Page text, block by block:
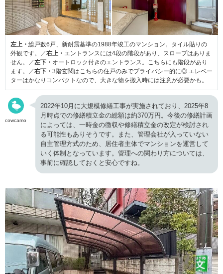
左上・ 総戸数6戸、新耐震基準の1988年竣工のマンション。タイル貼りの
外観です。／右上・ エントランスには4段の階段があり、スロープはありま
せん。／左下・ オートロック付きのエントランス。こちらにも階段があり
ます。／右下・ 3階玄関はこちらの住戸のみでプライバシー的に◎ エレベー
ターはかなりコンパクトなので、大きな物を搬入時には注意が必要かも。
cowcamo
2022年10月に大規模修繕工事が実施されており、2025年8
月時点での修繕積立金の総額は約370万円。今後の修繕計画
によっては、一時金の徴収や修繕積立金の改定が検討され
る可能性もありそうです。また、管理会社が入っていない
自主管理方式のため、居住者主体でマンションを運営して
いく体制となっています。管理への関わり方については、
事前に確認しておくと安心ですね。